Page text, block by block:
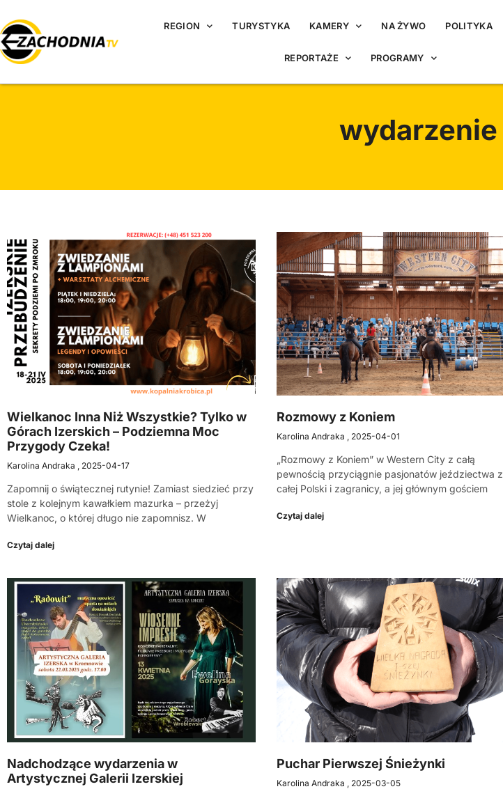
REGION TURYSTYKA KAMERY NA ŻYWO POLITYKA
REPORTAŻE PROGRAMY
wydarzenie
Wielkanoc Inna Niż Wszystkie? Tylko w
Górach Izerskich – Podziemna Moc
Przygody Czeka!
Karolina Andraka 2025-04-17
Zapomnij o świątecznej rutynie! Zamiast siedzieć przy
stole z kolejnym kawałkiem mazurka – przeżyj
Wielkanoc, o której długo nie zapomnisz. W
Czytaj dalej
Rozmowy z Koniem
Karolina Andraka 2025-04-01
„Rozmowy z Koniem” w Western City z całą
pewnością przyciągnie pasjonatów jeździectwa z
całej Polski i zagranicy, a jej głównym gościem
Czytaj dalej
Nadchodzące wydarzenia w
Artystycznej Galerii Izerskiej
Puchar Pierwszej Śnieżynki
Karolina Andraka 2025-03-05